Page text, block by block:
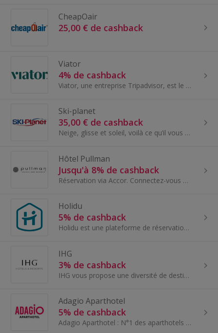
CheapOair
25,00 € de cashback
Viator
4% de cashback
Viator, une entreprise Tripadvisor, est le premier prestataire mondial d'excursions et d'activités pour les voyageurs.
Ski-planet
35,00 € de cashback
Neige, glisse et soleil, voilà ce qu’il vous faut ! Profitez d’un large choix de locations...
Hôtel Pullman
Jusqu'à 8% de cashback
Réservation via Accor. Connectez-vous dans plus de 155 destinations dynamiques à travers le monde. Confort supérieur, cadres transformateurs, saveu...
Holidu
5% de cashback
Holidu est une plateforme de réservation d'hébergements de vacances dotée de la technologie la plus avancée et l'une des entreprises technologiques...
IHG
3% de cashback
IHG vous propose une diversité de destinations à travers le monde pour multiplier vos choix, vous inviter à faire des économies...
Adagio Aparthotel
5% de cashback
Adagio Aparthotel : N°1 des aparthotels en Europe. Bénéficiez du plus grand réseau d’aparthotels européen, avec plus de 120 adresses au cœur des p...